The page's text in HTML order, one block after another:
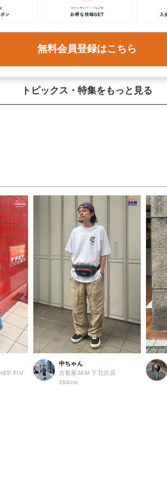
めて、JAM周年祭を開
古着好き3人のあの日
た。
トピックス・特集をもっと見る
FIV
中ちゃん
古着屋JAM 下北沢店
164cm
無料会員登録はこちら